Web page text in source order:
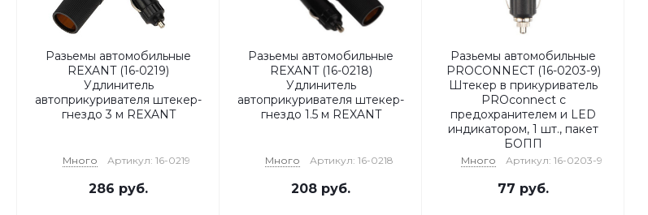
Разьемы автомобильные
REXANT (16-0219)
Удлинитель
автоприкуривателя штекер-
гнездо 3 м REXANT
Много Артикул: 16-0219
286 руб.
Разьемы автомобильные
REXANT (16-0218)
Удлинитель
автоприкуривателя штекер-
гнездо 1.5 м REXANT
Много Артикул: 16-0218
208 руб.
Разьемы автомобильные
PROCONNECT (16-0203-9)
Штекер в прикуриватель
PROconnect с
предохранителем и LED
индикатором, 1 шт., пакет
БОПП
Много Артикул: 16-0203-9
77 руб.